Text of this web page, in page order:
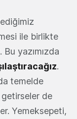
ile birlikte
yazımızda
.
temelde
getirseler de
Yemeksepeti,